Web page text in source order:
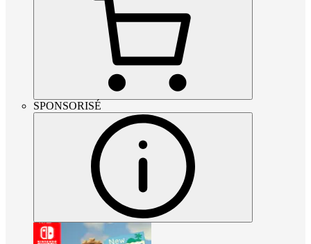
SPONSORISÉ